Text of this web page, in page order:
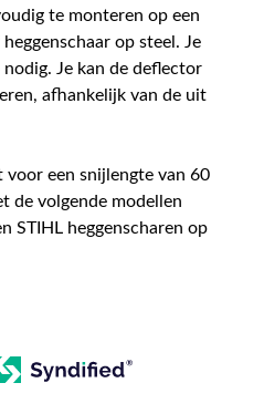
te monteren op een
op steel. Je
nodig. Je kan de deflector
afhankelijk van de uit
voor een snijlengte van 60
de volgende modellen
STIHL heggenscharen op